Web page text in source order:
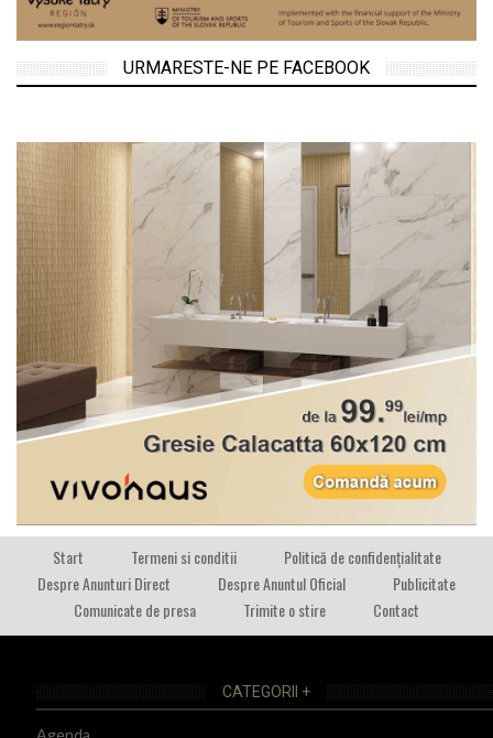
URMARESTE-NE PE FACEBOOK
Start Termeni si conditii
Politică de confidențialitate
Despre Anunturi Direct
Despre Anuntul Oficial
Publicitate
Comunicate de presa
Trimite o stire Contact
CATEGORII +